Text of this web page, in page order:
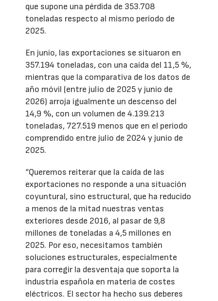
que supone una pérdida de 353.708
toneladas respecto al mismo período de
2025.
En junio, las exportaciones se situaron en
357.194 toneladas, con una caída del 11,5 %,
mientras que la comparativa de los datos de
año móvil (entre julio de 2025 y junio de
2026) arroja igualmente un descenso del
14,9 %, con un volumen de 4.139.213
toneladas, 727.519 menos que en el periodo
comprendido entre julio de 2024 y junio de
2025.
“Queremos reiterar que la caída de las
exportaciones no responde a una situación
coyuntural, sino estructural, que ha reducido
a menos de la mitad nuestras ventas
exteriores desde 2016, al pasar de 9,8
millones de toneladas a 4,5 millones en
2025. Por eso, necesitamos también
soluciones estructurales, especialmente
para corregir la desventaja que soporta la
industria española en materia de costes
eléctricos. El sector ha hecho sus deberes